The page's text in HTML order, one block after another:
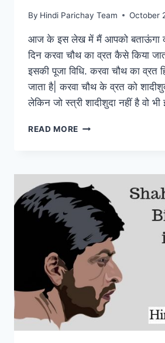
By Hindi Parichay Team October
आज के इस लेख में मैं आपको बताऊंगा
दिन करवा चौथ का व्रत कैसे किया
इसकी पूजा विधि. करवा चौथ का व्रत
जाता है| करवा चौथ के व्रत को
लेकिन जो स्त्री शादीशुदा नहीं है वो
READ MORE करवा
और
करवा
चौथ
पूजा
हिंदी
में